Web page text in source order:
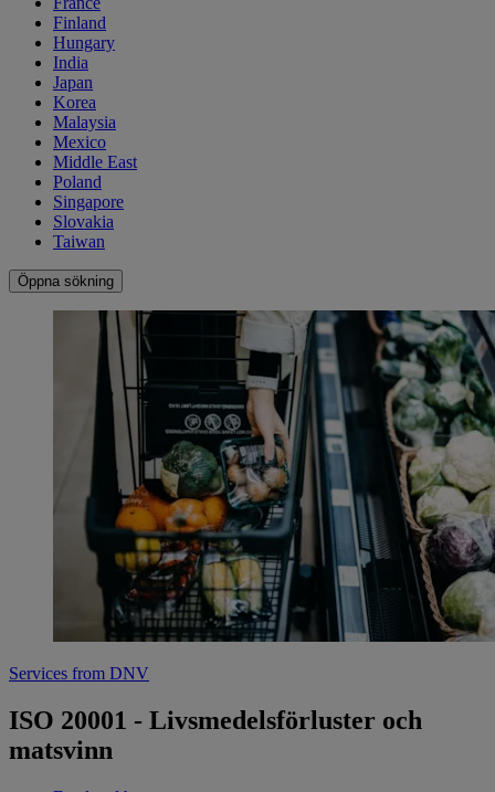
Finland
Hungary
India
Japan
Korea
Malaysia
Mexico
Middle East
Poland
Singapore
Slovakia
Taiwan
Öppna sökning
Services from DNV
ISO 20001 - Livsmedelsförluster och
matsvinn